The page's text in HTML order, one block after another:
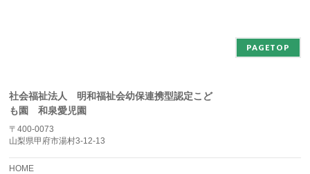
PAGETOP
社会福祉法人 明和福祉会幼保連携型認定こど
も園 和泉愛児園
〒400-0073
山梨県甲府市湯村3-12-13
HOME